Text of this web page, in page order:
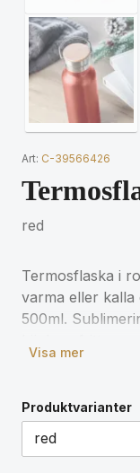
Art: C-39566426
red
Termosflaska i
varma eller kalla
500ml.
Visa mer
Produktvarianter